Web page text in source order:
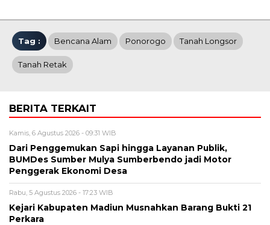
Tag : Bencana Alam Ponorogo Tanah Longsor
Tanah Retak
BERITA TERKAIT
Kamis, 6 Agustus 2026 - 09:31 WIB
Dari Penggemukan Sapi hingga Layanan Publik,
BUMDes Sumber Mulya Sumberbendo jadi Motor
Penggerak Ekonomi Desa
Rabu, 5 Agustus 2026 - 17:23 WIB
Kejari Kabupaten Madiun Musnahkan Barang Bukti 21
Perkara